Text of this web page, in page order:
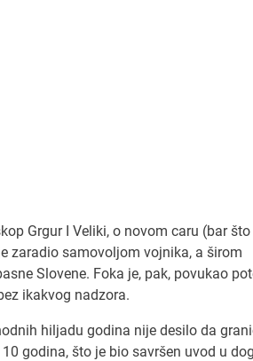
Grgur I Veliki, o novom caru (bar što
zaradio samovoljom vojnika, a širom
Slovene. Foka je, pak, povukao
ikakvog nadzora.
hiljadu godina nije desilo da
godina, što je bio savršen uvod u